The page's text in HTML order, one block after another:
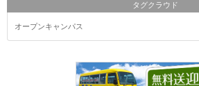
タグクラウド
オープンキャンパス